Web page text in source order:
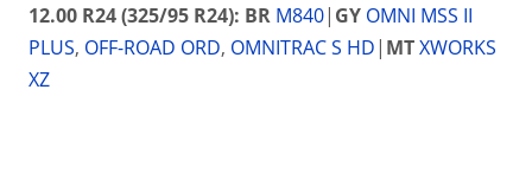
12.00 R24 (325/95 R24): BR M840| GY OMNI MSS II
PLUS, OFF-ROAD ORD, OMNITRAC S HD| MTXWORKS
XZ